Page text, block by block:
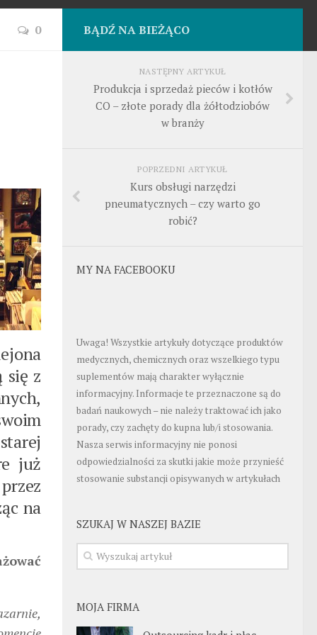
0
się z
już
na
BĄDŹ NA BIEŻĄCO
NASTĘPNY ARTYKUŁ
Produkcja i sprzedaż pieców i kotłów
CO – złote porady dla żółtodziobów
w branży
POPRZEDNI ARTYKUŁ
Kurs obsługi narzędzi
pneumatycznych – czy warto go
robić?
MY NA FACEBOOKU
Uwaga! Wszystkie artykuły dotyczące produktów
medycznych, chemicznych oraz wszelkiego typu
suplementów mają charakter wyłącznie
informacyjny. Informacje te przeznaczone są do
badań naukowych – nie należy traktować ich jako
porady, czy zachęty do kupna lub/i stosowania.
Nasza serwis informacyjny nie ponosi
odpowiedzialności za skutki jakie może przynieść
stosowanie substancji opisywanych w artykułach
SZUKAJ W NASZEJ BAZIE
MOJA FIRMA